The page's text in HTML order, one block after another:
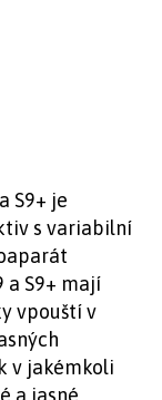
S9+ je
s variabilní
a S9+ mají
vpouští v
v jakémkoli
a jasné